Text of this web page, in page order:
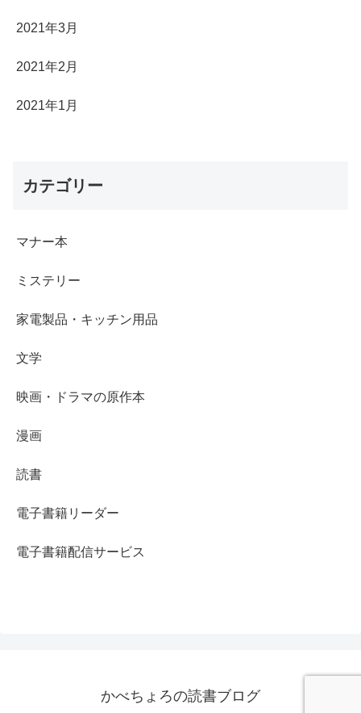
2021年3月
2021年2月
2021年1月
カテゴリー
マナー本
ミステリー
家電製品・キッチン用品
文学
映画・ドラマの原作本
漫画
読書
電子書籍リーダー
電子書籍配信サービス
かべちょろの読書ブログ